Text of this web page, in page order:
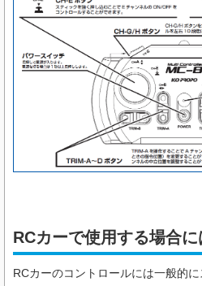
RCカーで使用する場合
RCカーのコントロールには一般的